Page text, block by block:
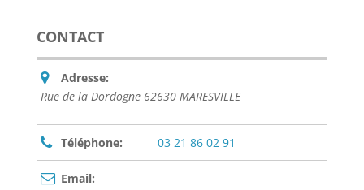
CONTACT
Adresse:
Rue de la Dordogne 62630 MARESVILLE
Téléphone: 03 21 86 02 91
Email: